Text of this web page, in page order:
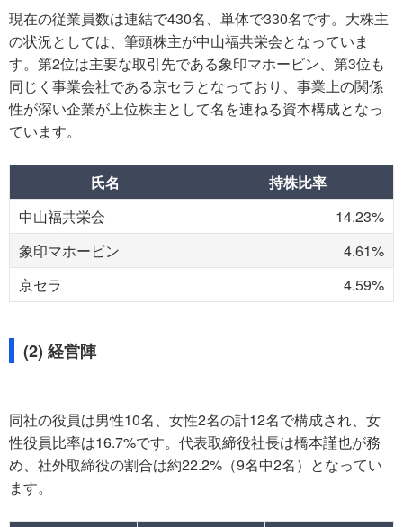
現在の従業員数は連結で430名、単体で330名です。大株主
の状況としては、筆頭株主が中山福共栄会となっていま
す。第2位は主要な取引先である象印マホービン、第3位も
同じく事業会社である京セラとなっており、事業上の関係
性が深い企業が上位株主として名を連ねる資本構成となっ
ています。
氏名
持株比率
中山福共栄会
14.23%
象印マホービン
4.61%
京セラ
4.59%
(2) 経営陣
同社の役員は男性10名、女性2名の計12名で構成され、女
性役員比率は16.7%です。代表取締役社長は橋本謹也が務
め、社外取締役の割合は約22.2%（9名中2名）となってい
ます。